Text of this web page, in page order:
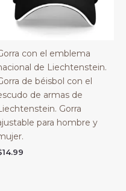
con el emblema
de Liechtenstein.
de béisbol con el
de armas de
Gorra
para hombre y
14.99